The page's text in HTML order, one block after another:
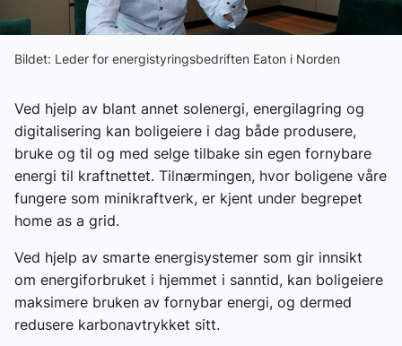
Abonner på fagbladet Byggfakta Nyheter
Annonsere i VVS Aktuelt
Tips oss
eBlad
Bildet: Leder for energistyringsbedriften Eaton i Norden
Ved hjelp av blant annet solenergi, energilagring og
digitalisering kan boligeiere i dag både produsere,
bruke og til og med selge tilbake sin egen fornybare
energi til kraftnettet. Tilnærmingen, hvor boligene våre
fungere som minikraftverk, er kjent under begrepet
home as a grid.
Ved hjelp av smarte energisystemer som gir innsikt
om energiforbruket i hjemmet i sanntid, kan boligeiere
maksimere bruken av fornybar energi, og dermed
redusere karbonavtrykket sitt.